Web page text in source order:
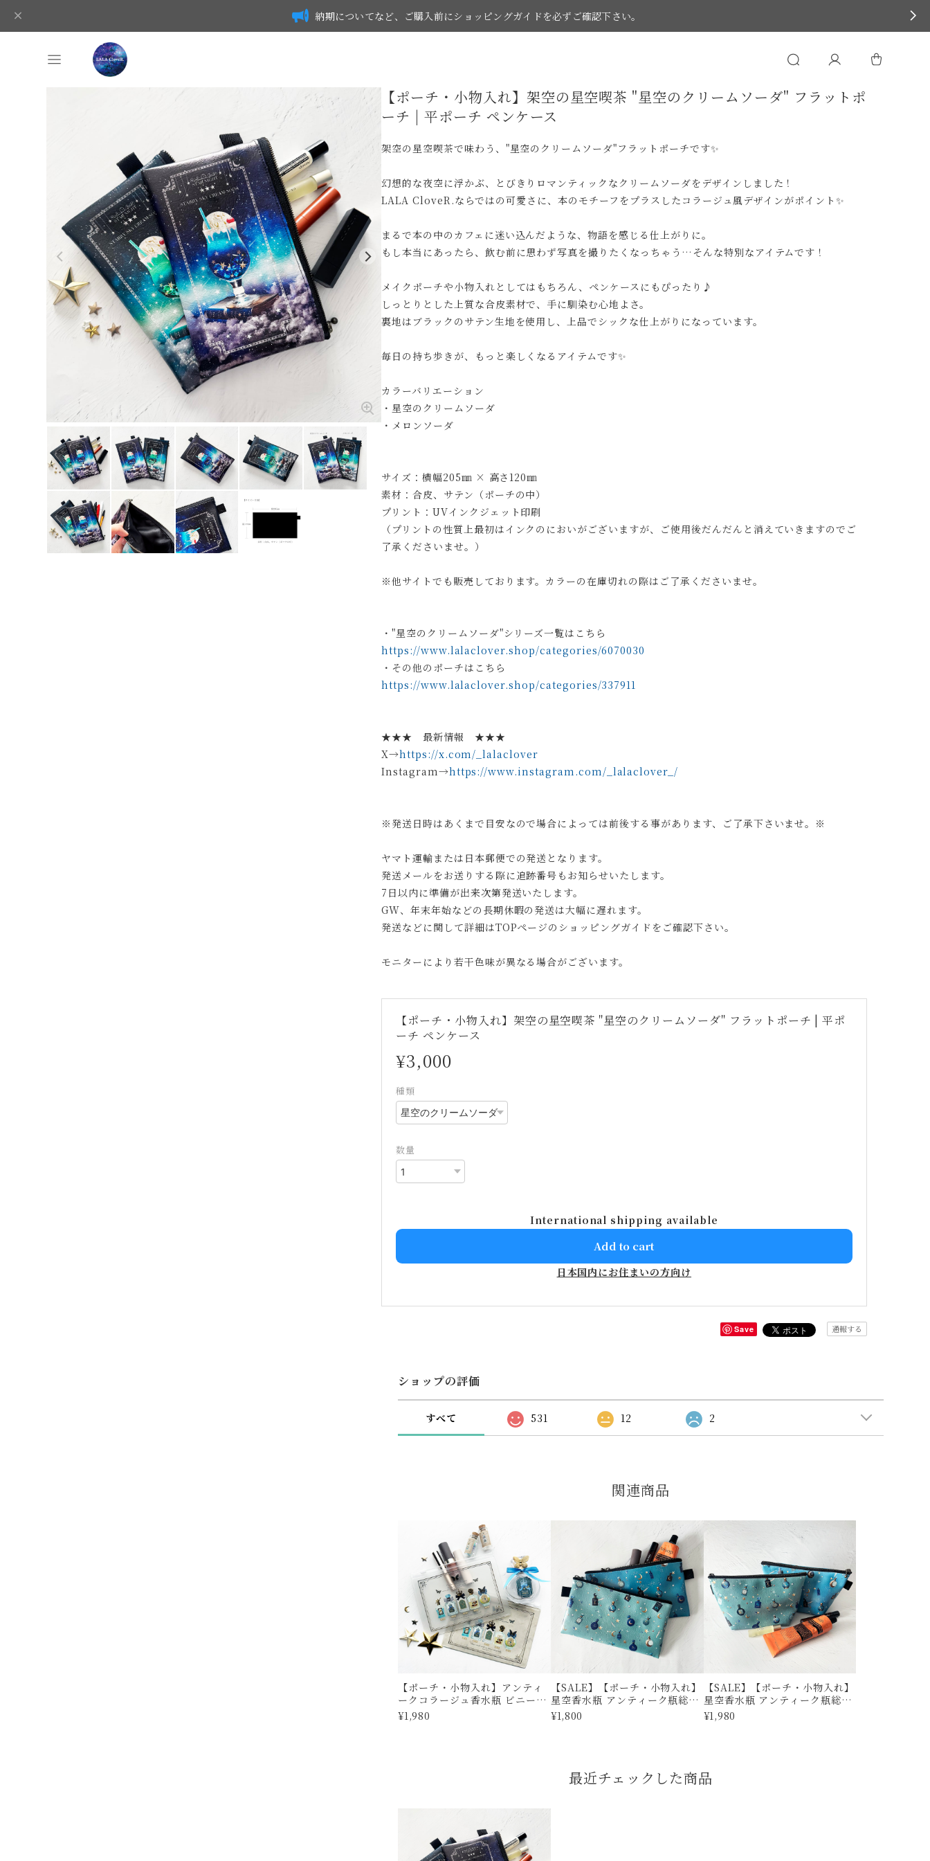
納期についてなど、ご購入前にショッピングガイドを必ずご確認下さい。
お買い物の際はショッピングガイドをご覧下さい。
【ポーチ・小物入れ】架空の星空喫茶 "星空のクリームソーダ" フラットポ
ーチ | 平ポーチ ペンケース
架空の星空喫茶で味わう、"星空のクリームソーダ"フラットポーチです✨
幻想的な夜空に浮かぶ、とびきりロマンティックなクリームソーダをデザインしました！
LALA CloveR.ならではの可愛さに、本のモチーフをプラスしたコラージュ風デザインがポイント✨
まるで本の中のカフェに迷い込んだような、物語を感じる仕上がりに。
もし本当にあったら、飲む前に思わず写真を撮りたくなっちゃう…そんな特別なアイテムです！
メイクポーチや小物入れとしてはもちろん、ペンケースにもぴったり♪
しっとりとした上質な合皮素材で、手に馴染む心地よさ。
裏地はブラックのサテン生地を使用し、上品でシックな仕上がりになっています。
毎日の持ち歩きが、もっと楽しくなるアイテムです✨
カラーバリエーション
・星空のクリームソーダ
・メロンソーダ
サイズ：横幅205㎜ × 高さ120㎜
素材：合皮、サテン（ポーチの中）
プリント：UVインクジェット印刷
（プリントの性質上最初はインクのにおいがございますが、ご使用後だんだんと消えていきますのでご
了承くださいませ。）
※他サイトでも販売しております。カラーの在庫切れの際はご了承くださいませ。
・"星空のクリームソーダ"シリーズ一覧はこちら
https://www.lalaclover.shop/categories/6070030
・その他のポーチはこちら
https://www.lalaclover.shop/categories/337911
★★★ 最新情報 ★★★
X→https://x.com/_lalaclover
Instagram→https://www.instagram.com/_lalaclover_/
※発送日時はあくまで目安なので場合によっては前後する事があります、ご了承下さいませ。※
ヤマト運輸または日本郵便での発送となります。
発送メールをお送りする際に追跡番号もお知らせいたします。
7日以内に準備が出来次第発送いたします。
GW、年末年始などの長期休暇の発送は大幅に遅れます。
発送などに関して詳細はTOPページのショッピングガイドをご確認下さい。
モニターにより若干色味が異なる場合がございます。
【ポーチ・小物入れ】架空の星空喫茶 "星空のクリームソーダ" フラットポーチ | 平ポ
ーチ ペンケース
¥3,000
種類
数量
International shipping available
Add to cart
日本国内にお住まいの方向け
Save 通報する
ショップの評価
すべて 531 12 2
関連商品
【ポーチ・小物入れ】アンティ
ークコラージュ香水瓶 ビニール
ポーチ
¥1,980
【SALE】【ポーチ・小物入れ】
星空香水瓶 アンティーク瓶総柄
フラットポーチ | 平ポーチ ペン
ケース
¥1,800
【SALE】【ポーチ・小物入れ】
星空香水瓶 アンティーク瓶総柄
三角ポーチ | 小物入れ ペンケー
ス
¥1,980
最近チェックした商品